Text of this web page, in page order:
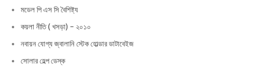
মডেল পি এস সি বৈশিষ্ট্য
কয়লা নীতি ( খসড়া) – ২০১০
নবায়ন যোগ্য জ্বালানি স্টেক হোল্ডার ডাটাবেইজ
সোলার হেল্প ডেস্ক